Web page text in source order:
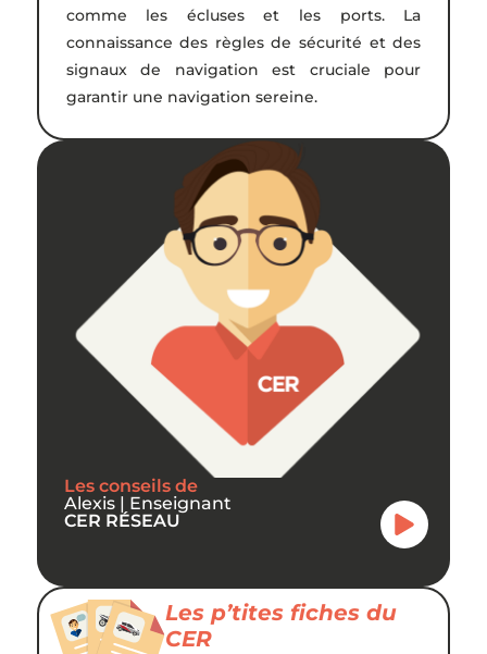
comme les écluses et les ports. La
connaissance des règles de sécurité et des
signaux de navigation est cruciale pour
garantir une navigation sereine.
Les conseils de
Alexis | Enseignant
CER RÉSEAU
Les p’tites fiches du
CER